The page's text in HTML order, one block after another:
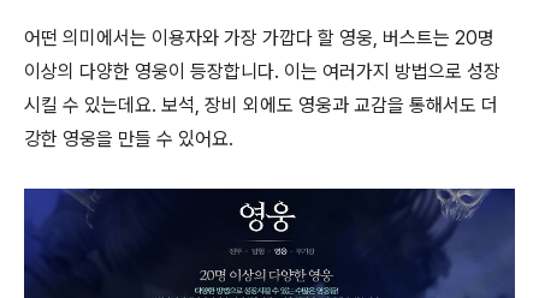
어떤 의미에서는 이용자와 가장 가깝다 할 영웅, 버스트는 20명
이상의 다양한 영웅이 등장합니다. 이는 여러가지 방법으로 성장
시킬 수 있는데요. 보석, 장비 외에도 영웅과 교감을 통해서도 더
강한 영웅을 만들 수 있어요.